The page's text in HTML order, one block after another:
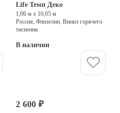
Life Темп Деко
1,06 м х 10,05 м
Россия, Флизелин, Винил горячего
тиснения
В наличии
2 600 ₽